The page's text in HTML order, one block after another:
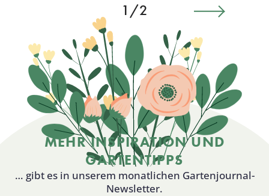
1/2
MEHR INSPIRATION UND
GARTENTIPPS
… gibt es in unserem monatlichen Gartenjournal-
Newsletter.